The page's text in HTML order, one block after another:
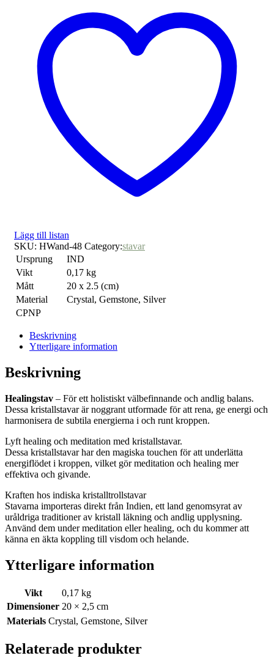
Lägg till listan
SKU: HWand-48 Category:stavar
Ursprung
IND
Vikt
0,17 kg
Mått
20 x 2.5 (cm)
Material
Crystal, Gemstone, Silver
CPNP
Beskrivning
Ytterligare information
Beskrivning
Healingstav – För ett holistiskt välbefinnande och andlig balans.
Dessa kristallstavar är noggrant utformade för att rena, ge energi och
harmonisera de subtila energierna i och runt kroppen.
Lyft healing och meditation med kristallstavar.
Dessa kristallstavar har den magiska touchen för att underlätta
energiflödet i kroppen, vilket gör meditation och healing mer
effektiva och givande.
Kraften hos indiska kristalltrollstavar
Stavarna importeras direkt från Indien, ett land genomsyrat av
uråldriga traditioner av kristall läkning och andlig upplysning.
Använd dem under meditation eller healing, och du kommer att
känna en äkta koppling till visdom och helande.
Ytterligare information
Vikt
0,17 kg
Dimensioner 20 × 2,5 cm
Materials Crystal, Gemstone, Silver
Relaterade produkter